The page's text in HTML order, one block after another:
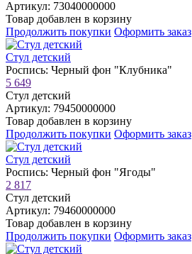
Артикул: 73040000000
Товар добавлен в корзину
Продолжить покупки Оформить заказ
Стул детский
Роспись: Черный фон "Клубника"
5 649
Стул детский
Артикул: 79450000000
Товар добавлен в корзину
Продолжить покупки Оформить заказ
Стул детский
Роспись: Черный фон "Ягоды"
2 817
Стул детский
Артикул: 79460000000
Товар добавлен в корзину
Продолжить покупки Оформить заказ